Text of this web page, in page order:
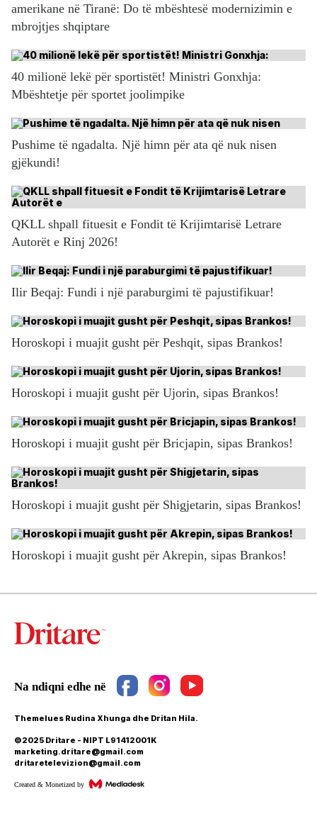
amerikane në Tiranë: Do të mbështesë modernizimin e
mbrojtjes shqiptare
40 milionë lekë për sportistët! Ministri Gonxhja:
Mbështetje për sportet joolimpike
Pushime të ngadalta. Një himn për ata që nuk nisen
gjëkundi!
QKLL shpall fituesit e Fondit të Krijimtarisë Letrare
Autorët e Rinj 2026!
Ilir Beqaj: Fundi i një paraburgimi të pajustifikuar!
Horoskopi i muajit gusht për Peshqit, sipas Brankos!
Horoskopi i muajit gusht për Ujorin, sipas Brankos!
Horoskopi i muajit gusht për Bricjapin, sipas Brankos!
Horoskopi i muajit gusht për Shigjetarin, sipas Brankos!
Horoskopi i muajit gusht për Akrepin, sipas Brankos!
Themelues Rudina Xhunga dhe Dritan Hila.
©2025 Dritare - NIPT L91412001K
marketing.dritare@gmail.com
dritaretelevizion@gmail.com
Created & Monetized by